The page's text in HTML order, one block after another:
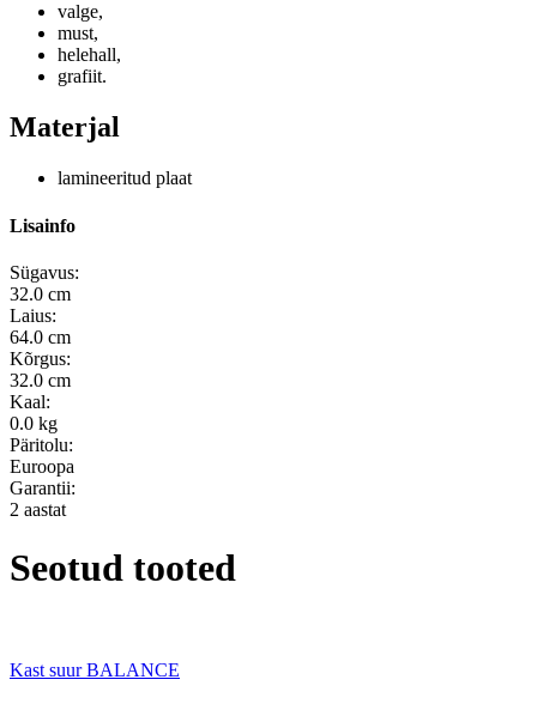
valge,
must,
helehall,
grafiit.
Materjal
lamineeritud plaat
Lisainfo
Sügavus:
32.0 cm
Laius:
64.0 cm
Kõrgus:
32.0 cm
Kaal:
0.0 kg
Päritolu:
Euroopa
Garantii:
2 aastat
Seotud tooted
Kast suur BALANCE